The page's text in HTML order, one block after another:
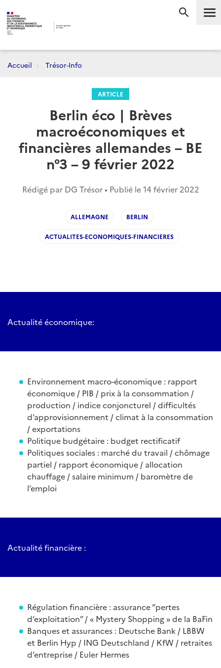
Accueil Trésor-Info
ARTICLE
Berlin éco | Brèves
macroéconomiques et
financières allemandes – BE
n°3 – 9 février 2022
Rédigé par DG Trésor • Publié le14 février 2022
ALLEMAGNE BERLIN
ACTUALITES-ECONOMIQUES-FINANCIERES
Actualité économique:
Environnement macro-économique : rapport
économique / PIB / prix à la consommation /
production / indice conjoncturel / difficultés
d’approvisionnement / climat à la consommation
/ exportations
Politique budgétaire : budget rectificatif
Politiques sociales : marché du travail / chômage
partiel / rapport économique / allocation
chauffage / salaire minimum / baromètre de
l’emploi
Actualité financière :
Régulation financière : assurance “pertes
d’exploitation” / « Mystery Shopping » de la BaFin
Banques et assurances : Deutsche Bank / LBBW
et Berlin Hyp / ING Deutschland / KfW / retraites
d’entreprise / Euler Hermes